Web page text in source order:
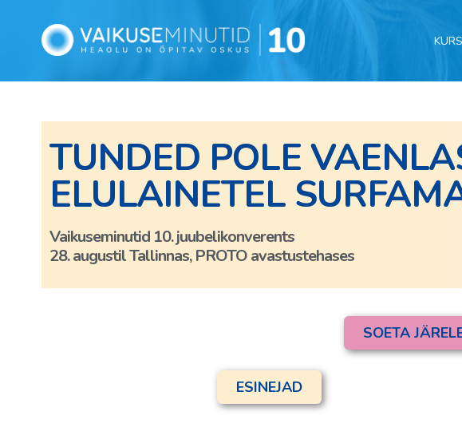
TUNDED POLE
ELULAINETEL
Vaikuseminutid 10. juubelikonverents
28. augustil Tallinnas, PROTO avastustehases
SOETA
ESINEJAD